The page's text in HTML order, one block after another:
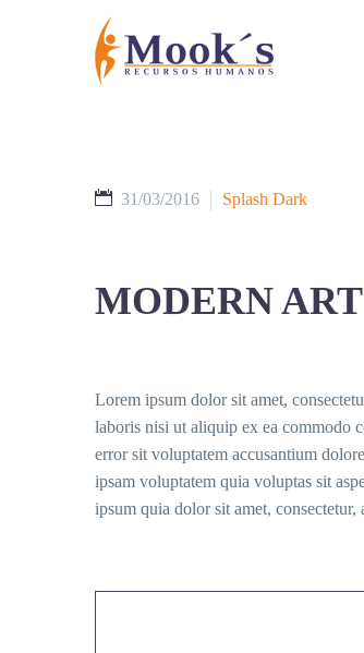
31/03/2016 Splash Dark
MODERN ART
Lorem ipsum dolor sit amet,
laboris nisi ut aliquip ex ea commodo
error sit voluptatem accusantium
ipsam voluptatem quia voluptas sit
ipsum quia dolor sit amet,